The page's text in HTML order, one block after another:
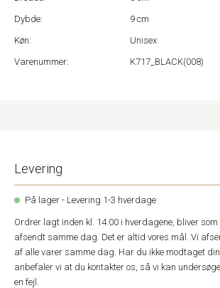
Dybde:
9 cm
Køn:
Unisex
Varenummer:
K717_BLACK(008)
Levering
På lager - Levering 1-3 hverdage
Ordrer lagt inden kl. 14.00 i hverdagene, bliver
afsendt samme dag. Det er altid vores mål. Vi
af alle varer samme dag. Har du ikke modtaget
anbefaler vi at du kontakter os, så vi kan
en fejl.